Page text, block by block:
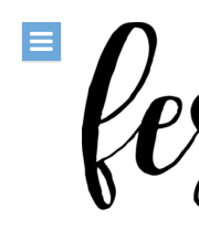
contenido